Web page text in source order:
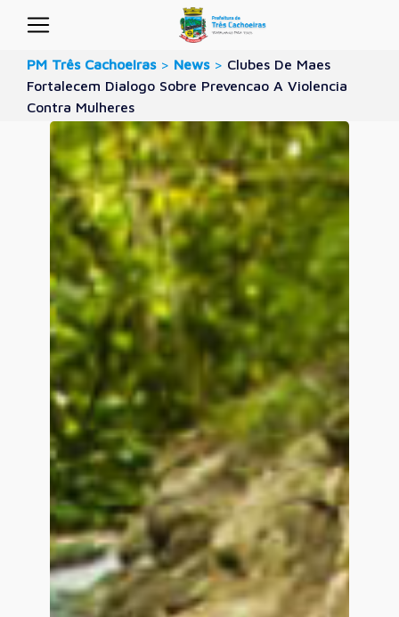
PM Três Cachoeiras > News > Clubes De Maes
Fortalecem Dialogo Sobre Prevencao A Violencia
Contra Mulheres